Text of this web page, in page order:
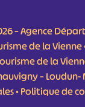
– Agence
de la Vienne
de la
–
•Politique de